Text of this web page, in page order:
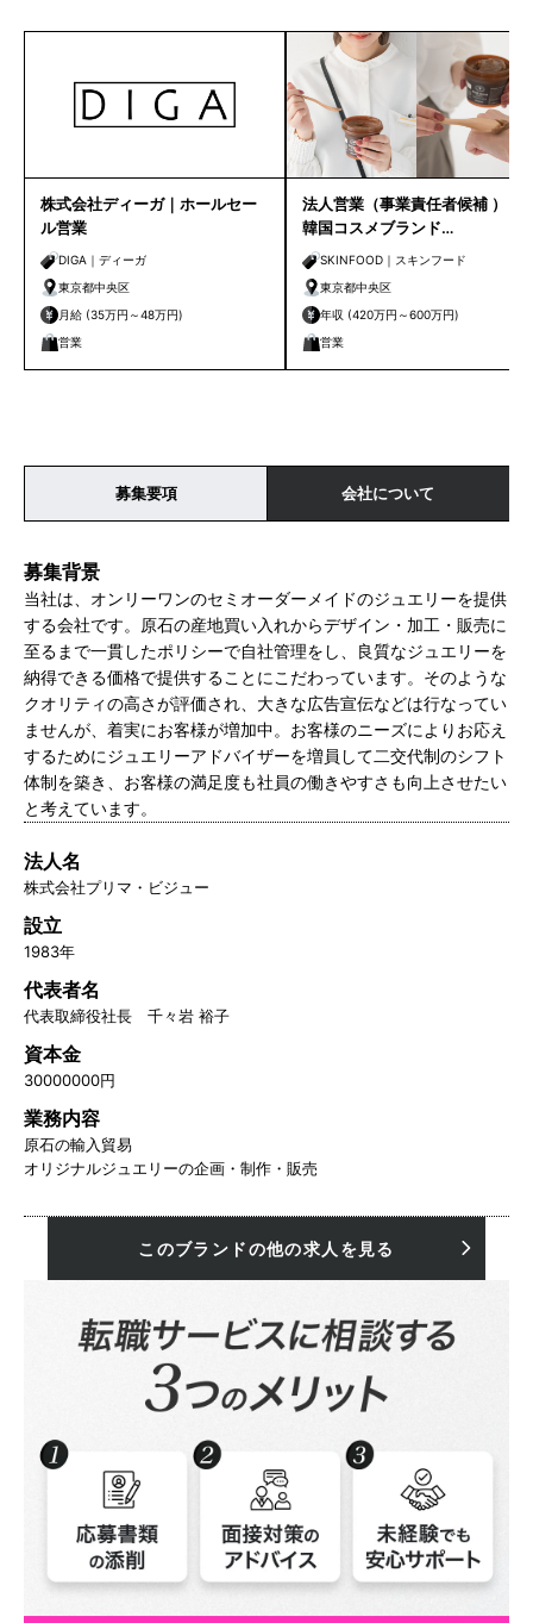
株式会社ディーガ｜ホールセー
ル営業
DIGA｜ディーガ
東京都中央区
月給 (35万円～48万円)
営業
法人営業（事業責任者候補 ）｜
韓国コスメブランド
「SKINFOOD」「 hince」他
SKINFOOD｜スキンフード
東京都中央区
年収 (420万円～600万円)
営業
募集要項 会社について
募集背景
当社は、オンリーワンのセミオーダーメイドのジュエリーを提供
する会社です。原石の産地買い入れからデザイン・加工・販売に
至るまで一貫したポリシーで自社管理をし、良質なジュエリーを
納得できる価格で提供することにこだわっています。そのような
クオリティの高さが評価され、大きな広告宣伝などは行なってい
ませんが、着実にお客様が増加中。お客様のニーズによりお応え
するためにジュエリーアドバイザーを増員して二交代制のシフト
体制を築き、お客様の満足度も社員の働きやすさも向上させたい
と考えています。
法人名
株式会社プリマ・ビジュー
設立
1983年
代表者名
代表取締役社長 千々岩 裕子
資本金
30000000円
業務内容
原石の輸入貿易
オリジナルジュエリーの企画・制作・販売
このブランドの他の求人を見る